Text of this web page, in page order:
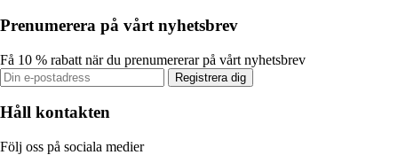
Prenumerera på vårt nyhetsbrev
Få 10 % rabatt när du prenumererar på vårt nyhetsbrev
Registrera dig
Håll kontakten
Följ oss på sociala medier